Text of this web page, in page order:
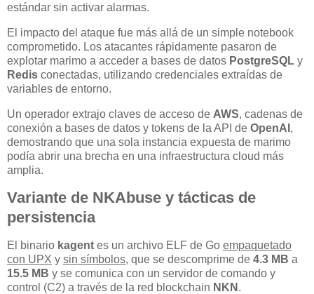
estándar sin activar alarmas.
El impacto del ataque fue más allá de un simple notebook
comprometido. Los atacantes rápidamente pasaron de
explotar marimo a acceder a bases de datos PostgreSQL y
Redis conectadas, utilizando credenciales extraídas de
variables de entorno.
Un operador extrajo claves de acceso de AWS, cadenas de
conexión a bases de datos y tokens de la API de OpenAI ,
demostrando que una sola instancia expuesta de marimo
podía abrir una brecha en una infraestructura cloud más
amplia.
Variante de NKAbuse y tácticas de
persistencia
El binario kagent es un archivo ELF de Go empaquetado
con UPX y sin símbolos, que se descomprime de 4.3 MB a
15.5 MB y se comunica con un servidor de comando y
control (C2) a través de la red blockchain NKN .